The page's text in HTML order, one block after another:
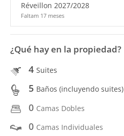
Réveillon 2027/2028
Faltam 17 meses
¿Qué hay en la propiedad?
4 Suites
5 Baños (incluyendo suites)
0 Camas Dobles
0 Camas Individuales